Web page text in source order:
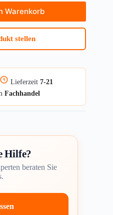
Warenkorb
stellen
Lieferzeit 7-21
Fachhandel
Hilfe?
beraten Sie